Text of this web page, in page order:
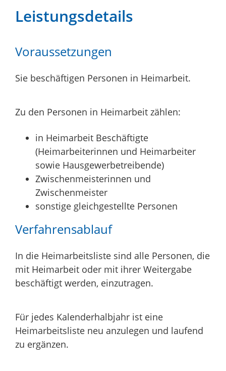
Leistungsdetails
Voraussetzungen
Sie beschäftigen Personen in Heimarbeit.
Zu den Personen in Heimarbeit zählen:
in Heimarbeit Beschäftigte
(Heimarbeiterinnen und Heimarbeiter
sowie Hausgewerbetreibende)
Zwischenmeisterinnen und
Zwischenmeister
sonstige gleichgestellte Personen
Verfahrensablauf
In die Heimarbeitsliste sind alle Personen, die
mit Heimarbeit oder mit ihrer Weitergabe
beschäftigt werden, einzutragen.
Für jedes Kalenderhalbjahr ist eine
Heimarbeitsliste neu anzulegen und laufend
zu ergänzen.